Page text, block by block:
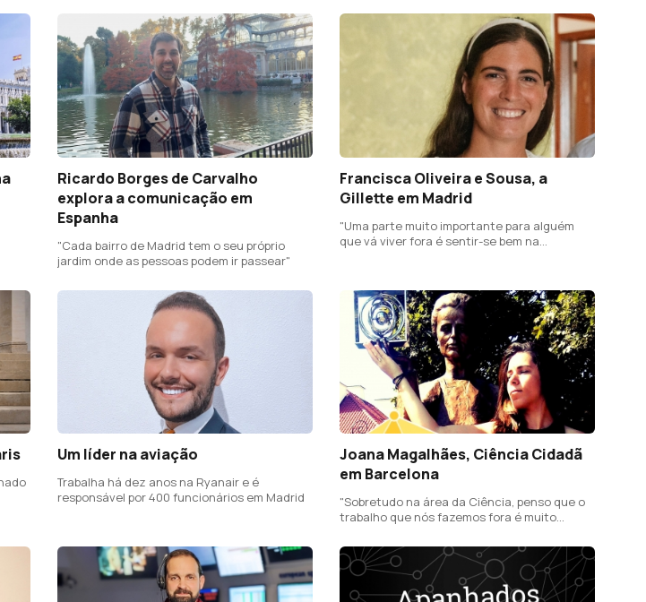
Ricardo Borges de Carvalho
explora a comunicação em
Espanha
"Cada bairro de Madrid tem o seu próprio
jardim onde as pessoas podem ir passear"
Francisca Oliveira e Sousa, a
Gillette em Madrid
"Uma parte muito importante para alguém
que vá viver fora é sentir-se bem na
Um líder na aviação
Trabalha há dez anos na Ryanair e é
responsável por 400 funcionários em Madrid
Joana Magalhães, Ciência Cidadã
em Barcelona
"Sobretudo na área da Ciência, penso que o
trabalho que nós fazemos fora é muito